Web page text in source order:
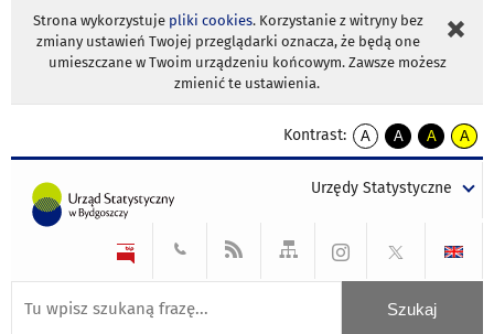
Strona wykorzystuje pliki cookies. Korzystanie z witryny bez
zmiany ustawień Twojej przeglądarki oznacza, że będą one
umieszczane w Twoim urządzeniu końcowym. Zawsze możesz
zmienić te ustawienia.
Kontrast:
A
kontrast
A
kontrast
tekst
czarnym
A
kontrast
tekst
czarnym
A
tekst
żółtym
Urzędy Statystyczne